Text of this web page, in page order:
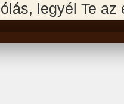
legyél Te az